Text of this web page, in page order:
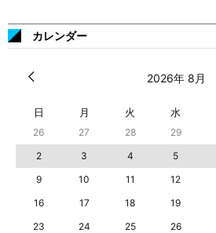
カレンダー
2026年 8月
日 月 火 水
26 27 28 29
2
3 4 5
9
10 11 12
16
17 18 19
23
24 25 26